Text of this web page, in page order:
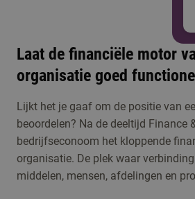
Studiekeuzeactiviteiten
Kennismaken met
Finance & Control
Meld je aan voor de
open dag, een online
Laat de financiële motor
organisatie goed
Lijkt het je gaaf om de positie van
beoordelen? Na de deeltijd Finance
bedrijfseconoom het kloppende
organisatie. De plek waar
middelen, mensen, afdelingen en